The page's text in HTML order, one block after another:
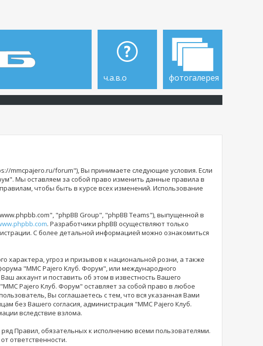
ч.а.в.о фотогалерея
mmcpajero.ru/forum"), Вы принимаете следующие условия. Если
Мы оставляем за собой право изменить данные правила в
чтобы быть в курсе всех изменений. Использование
"phpBB Group", "phpBB Teams"), выпущенной в
. Разработчики phpBB осуществляют только
С более детальной информацией можно ознакомиться
характера, угроз и призывов к национальной розни, а также
"MMC Pajero Клуб. Форум", или международного
аккаунт и поставить об этом в известность Вашего
Pajero Клуб. Форум" оставляет за собой право в любое
Вы соглашаетесь с тем, что вся указанная Вами
без Вашего согласия, администрация "MMC Pajero Клуб.
вследствие взлома.
Правил, обязательных к исполнению всеми пользователями.
ответственности.